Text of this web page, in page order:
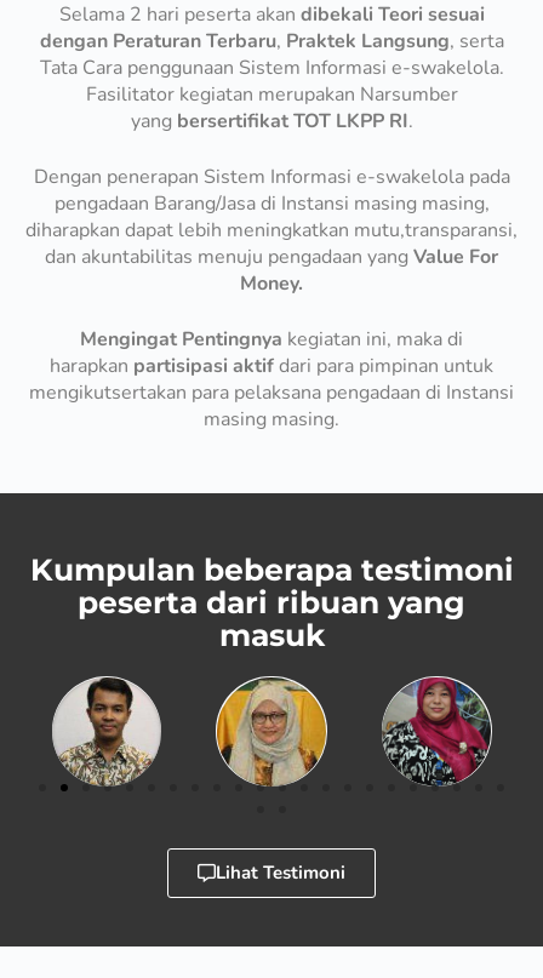
Selama 2 hari peserta akan dibekali Teori sesuai
dengan Peraturan Terbaru, Praktek Langsung, serta
Tata Cara penggunaan Sistem Informasi e-swakelola.
Fasilitator kegiatan merupakan Narsumber
yang bersertifikat TOT LKPP RI.
Dengan penerapan Sistem Informasi e-swakelola pada
pengadaan Barang/Jasa di Instansi masing masing,
diharapkan dapat lebih meningkatkan mutu,transparansi,
dan akuntabilitas menuju pengadaan yang Value For
Money.
Mengingat Pentingnya kegiatan ini, maka di
harapkan partisipasi aktifdari para pimpinan untuk
mengikutsertakan para pelaksana pengadaan di Instansi
masing masing.
Kumpulan beberapa testimoni
peserta dari ribuan yang
masuk
Lihat Testimoni